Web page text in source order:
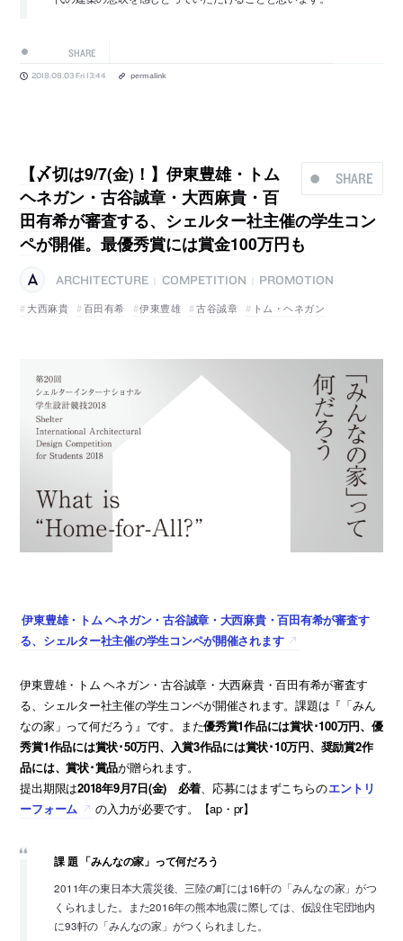
SHARE
2018.08.03 Fri 13:44 permalink
SHARE
【〆切は9/7(金)！】伊東豊雄・トム
ヘネガン・古谷誠章・大西麻貴・百
田有希が審査する、シェルター社主催の学生コン
ペが開催。最優秀賞には賞金100万円も
ARCHITECTURE COMPETITION
PROMOTION
大西麻貴
百田有希 伊東豊雄 古谷誠章 トム・ヘネガン
伊東豊雄・トム ヘネガン・古谷誠章・大西麻貴・百田有希が審査す
る、シェルター社主催の学生コンペが開催されます
伊東豊雄・トム ヘネガン・古谷誠章・大西麻貴・百田有希が審査す
る、シェルター社主催の学生コンペが開催されます。課題は『「みん
なの家」って何だろう』です。また優秀賞1作品には賞状･100万円、優
秀賞1作品には賞状･50万円、入賞3作品には賞状･10万円、奨励賞2作
品には、賞状･賞品が贈られます。
提出期限は2018年9月7日(金) 必着 、応募にはまずこちらのエントリ
ーフォーム
の入力が必要です。【ap・pr】
課 題 「みんなの家」って何だろう
2011年の東日本大震災後、三陸の町には16軒の「みんなの家」がつ
くられました。また2016年の熊本地震に際しては、仮設住宅団地内
に93軒の「みんなの家」がつくられました。